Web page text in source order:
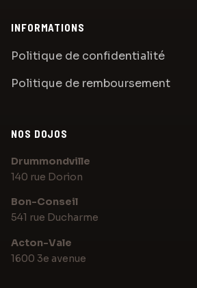
INFORMATIONS
Politique de confidentialité
Politique de remboursement
NOS DOJOS
Drummondville
140 rue Dorion
Bon-Conseil
541 rue Ducharme
Acton-Vale
1600 3e avenue
Assistant Karaté Elite
Karaté Elite Drummondville.